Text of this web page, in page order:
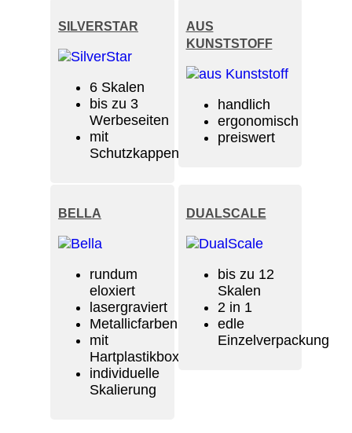
SILVERSTAR
6 Skalen
bis zu 3
Werbeseiten
mit
Schutzkappen
AUS
KUNSTSTOFF
handlich
ergonomisch
preiswert
BELLA
rundum
eloxiert
lasergraviert
Metallicfarben
mit
Hartplastikbox
individuelle
Skalierung
DUALSCALE
bis zu 12
Skalen
2 in 1
edle
Einzelverpackung